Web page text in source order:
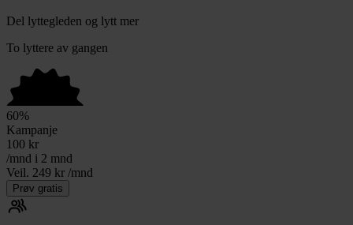
Del lyttegleden og lytt mer
To lyttere av gangen
60%
Kampanje
100 kr
/mnd i 2 mnd
Veil. 249 kr /mnd
Prøv gratis